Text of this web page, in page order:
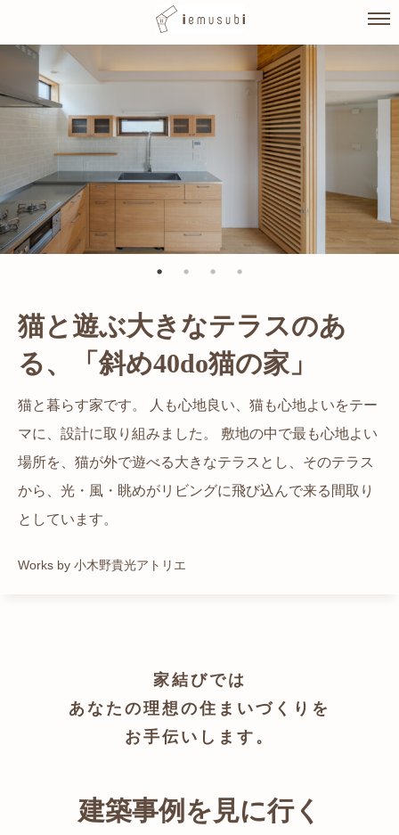
Skip
content
猫と遊ぶ大きなテラスのあ
る、「斜め40do猫の家」
猫と暮らす家です。 人も心地良い、猫も心地よいをテー
マに、設計に取り組みました。 敷地の中で最も心地よい
場所を、猫が外で遊べる大きなテラスとし、そのテラス
から、光・風・眺めがリビングに飛び込んで来る間取り
としています。
Works by 小木野貴光アトリエ
光が溢れ、広がりある空間の
家
都心でありながらも緑の多いエリアです。 その緑の借景
も取り入れること、窓の配置を工夫することで、光を取
り入れながらも、カーテンを閉じずに生活できる様設計
しています。
自然の中の岩山を切り開いて造った、ワイルドなゲスト
ハウスをイメージした空間が広がる都市型住宅です。
かつての機織り工場が、その趣を残しつつ孫世帯の住居
へと蘇りました。
家結びでは
あなたの理想の住まいづくりを
お手伝いします。
建築事例を見に行く